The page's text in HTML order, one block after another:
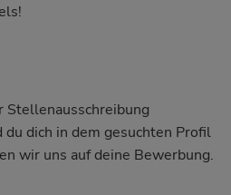
du dich in dem gesuchten Profil
wir uns auf deine Bewerbung.